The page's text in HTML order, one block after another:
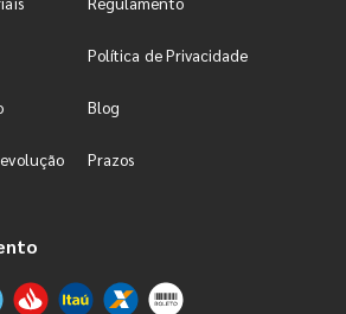
Política de Privacidade
Blog
Prazos